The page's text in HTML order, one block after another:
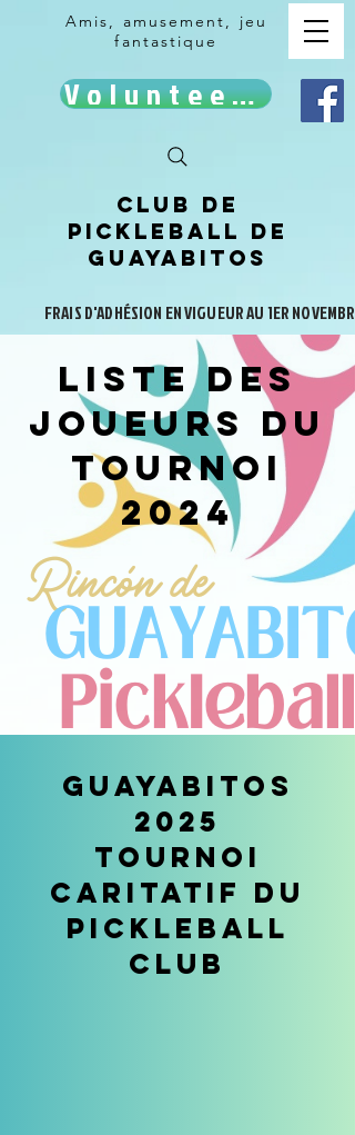
Amis, amusement, jeu
fantastique
Volunteer!
Club de
pickleball de
Guayabitos
FRAIS D'ADHÉSION EN VIGUEUR AU 1ER NOVEMBRE
Liste des
joueurs du
tournoi
2024
Guayabitos
2025
Tournoi
caritatif du
Pickleball
Club